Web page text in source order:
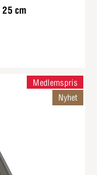
cm
Medlemspris
Nyhet